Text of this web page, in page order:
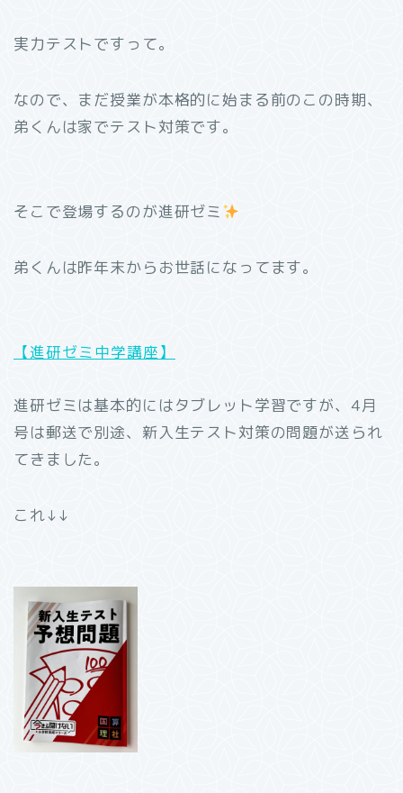
実力テストですって。
なので、まだ授業が本格的に始まる前のこの時期、
弟くんは家でテスト対策です。
そこで登場するのが進研ゼミ
弟くんは昨年末からお世話になってます。
【進研ゼミ中学講座】
進研ゼミは基本的にはタブレット学習ですが、4月
号は郵送で別途、新入生テスト対策の問題が送られ
てきました。
これ↓↓